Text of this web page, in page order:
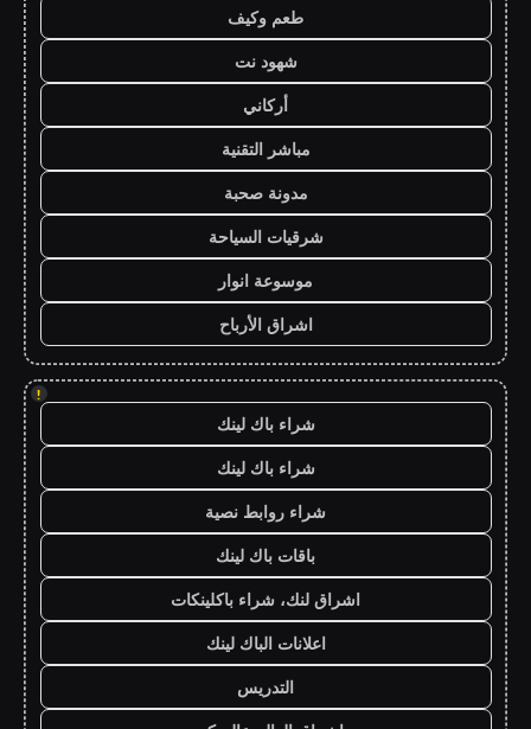
طعم وكيف
شهود نت
أركاني
مباشر التقنية
مدونة صحبة
شرقيات السياحة
موسوعة انوار
اشراق الأرباح
!
شراء باك لينك
شراء باك لينك
شراء روابط نصية
باقات باك لينك
اشراق لنك، شراء باكلينكات
اعلانات الباك لينك
التدريس